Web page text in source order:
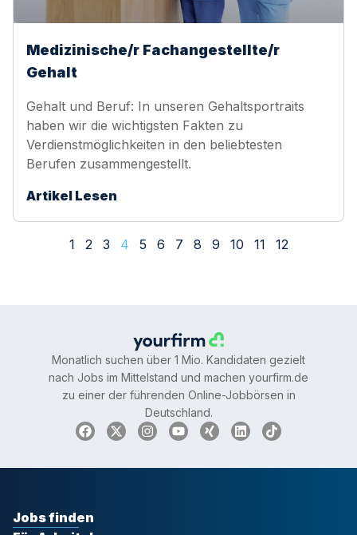
Medizinische/r Fachangestellte/r
Gehalt
Gehalt und Beruf: In unseren Gehaltsportraits
haben wir die wichtigsten Fakten zu
Verdienstmöglichkeiten in den beliebtesten
Berufen zusammengestellt.
Artikel Lesen
1 2 3 4 5 6 7 8 9 10 11 12
Monatlich suchen über 1 Mio. Kandidaten gezielt
nach Jobs im Mittelstand und machen yourfirm.de
zu einer der führenden Online-Jobbörsen in
Deutschland.
Jobs finden